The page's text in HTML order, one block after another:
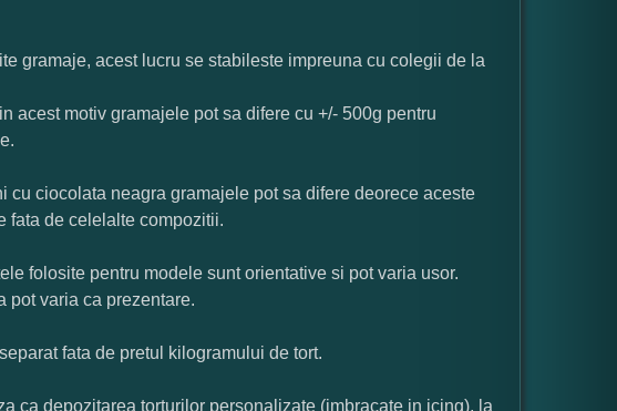
gramaje, acest lucru se stabileste impreuna cu colegii de la
acest motiv gramajele pot sa difere cu +/- 500g pentru
ciocolata neagra gramajele pot sa difere deorece aceste
fata de celelalte compozitii.
folosite pentru modele sunt orientative si pot varia usor.
pot varia ca prezentare.
fata de pretul kilogramului de tort.
ca depozitarea torturilor personalizate (imbracate in icing), la